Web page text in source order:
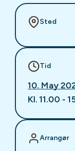
Sted
Tid
10. May
Kl. 11.00 -
Arrangør